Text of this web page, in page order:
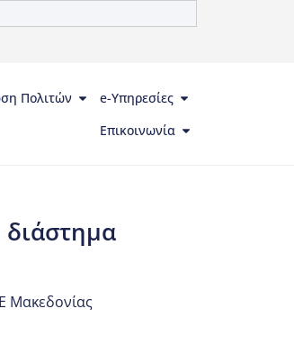
Πολιτών
e-Υπηρεσίες
Επικοινωνία
Μακεδονίας